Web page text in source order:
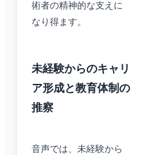
術者の精神的な支えに
なり得ます。
未経験からのキャリ
ア形成と教育体制の
推察
音声では、未経験から